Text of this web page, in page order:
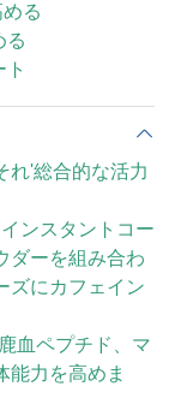
る
る
れ'総合的な活力
インスタントコー
ダーを組み合わ
ズにカフェイン
血ペプチド、マ
能力を高めま